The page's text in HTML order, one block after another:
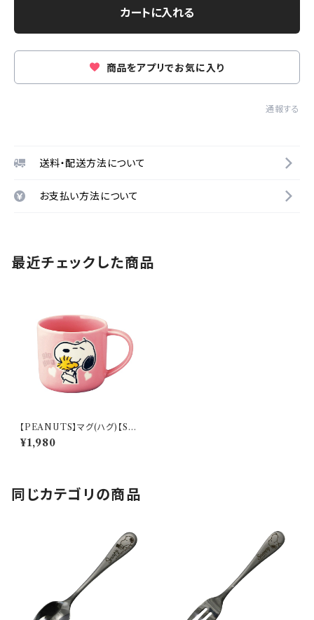
カートに入れる
商品をアプリでお気に入り
通報する
送料・配送方法について
お支払い方法について
最近チェックした商品
【PEANUTS】マグ(ハグ)【SN3
000】SN3001-11
¥1,980
同じカテゴリの商品